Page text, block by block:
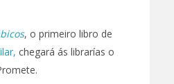
, o primeiro libro de
chegará ás librarías o